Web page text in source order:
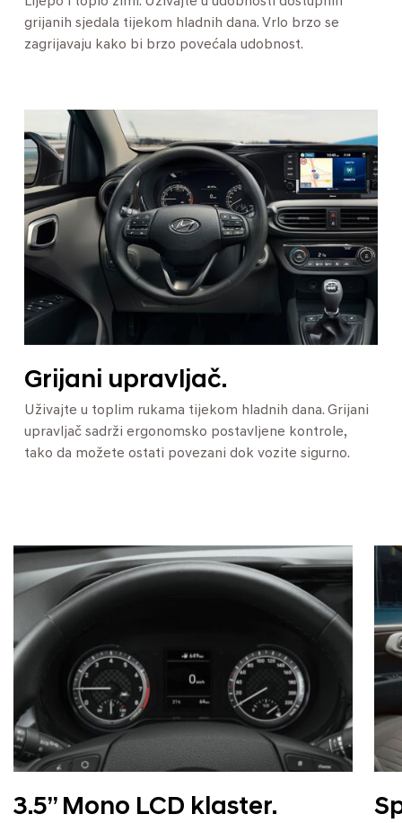
grijanih sjedala tijekom hladnih dana. Vrlo brzo se
zagrijavaju kako bi brzo povećala udobnost.
Grijani upravljač.
Uživajte u toplim rukama tijekom hladnih dana. Grijani
upravljač sadrži ergonomsko postavljene kontrole,
tako da možete ostati povezani dok vozite sigurno.
3.5’’ Mono LCD klaster.